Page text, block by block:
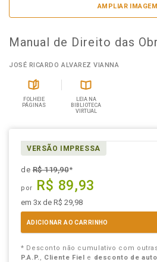
AMPLIAR IMAGEM
Manual de Direito das
JOSÉ RICARDO ALVAREZ VIANNA
FOLHEIE
PÁGINAS
LEIA NA
BIBLIOTECA
VIRTUAL
VERSÃO IMPRESSA
deR$ 119,90*
por R$ 89,93
em 3x de R$ 29,98
ADICIONAR AO CARRINHO
* Desconto não cumulativo com
P.A.P., Cliente Fiel e desconto de